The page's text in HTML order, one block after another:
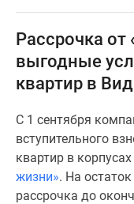
Готовые
новостройки
Новостройки
карте
предложения
Коммерческие
помещения
Продавцы
Рассрочка от
выгодные
квартир в
С 1 сентября
вступительного
квартир в
жизни». На
рассрочка до